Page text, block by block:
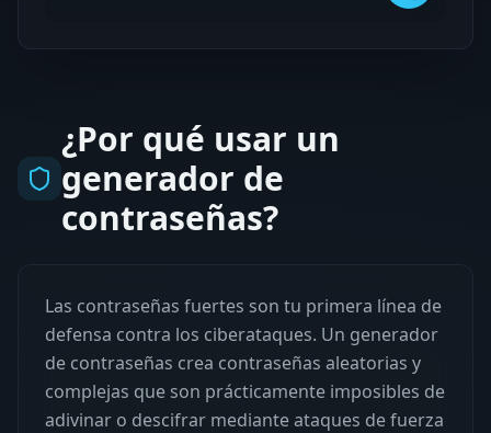
¿Por qué usar un
generador de
contraseñas?
Las contraseñas fuertes son tu primera línea de
defensa contra los ciberataques. Un generador
de contraseñas crea contraseñas aleatorias y
complejas que son prácticamente imposibles de
adivinar o descifrar mediante ataques de fuerza